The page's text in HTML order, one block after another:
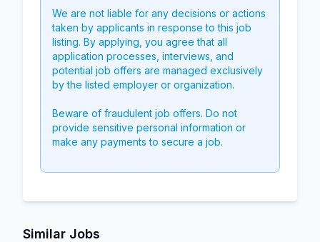
We are not liable for any decisions or actions
taken by applicants in response to this job
listing. By applying, you agree that all
application processes, interviews, and
potential job offers are managed exclusively
by the listed employer or organization.
Beware of fraudulent job offers. Do not
provide sensitive personal information or
make any payments to secure a job.
Similar Jobs